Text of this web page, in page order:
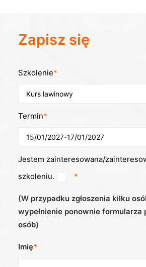
Zapisz się
Szkolenie*
Termin*
Jestem zainteresowana/
szkoleniu.
*
(W przypadku zgłoszenia kilku
wypełnienie ponownie formularza
osób)
Imię*